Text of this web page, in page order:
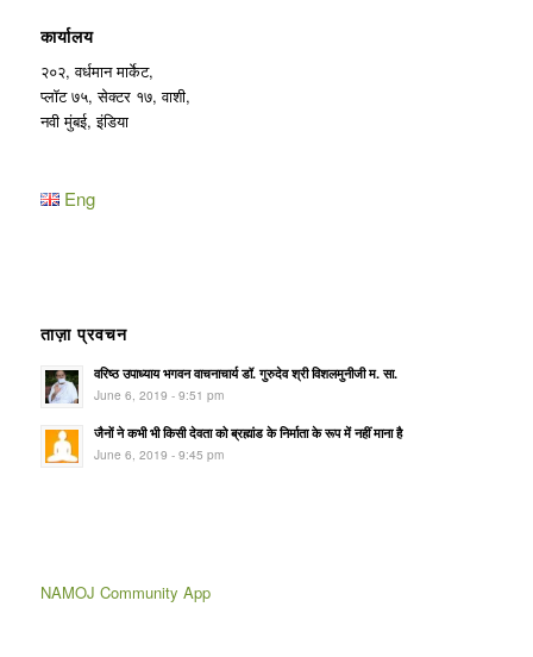
कार्यालय
२०२, वर्धमान मार्केट,
प्लॉट ७५, सेक्टर १७, वाशी,
नवी मुंबई, इंडिया
Eng
ताज़ा प्रवचन
वरिष्ठ उपाध्याय भगवन वाचनाचार्य डॉ. गुरुदेव श्री विशलमुनीजी म. सा.
June 6, 2019 - 9:51 pm
जैनों ने कभी भी किसी देवता को ब्रह्मांड के निर्माता के रूप में नहीं माना है
June 6, 2019 - 9:45 pm
NAMOJ Community App